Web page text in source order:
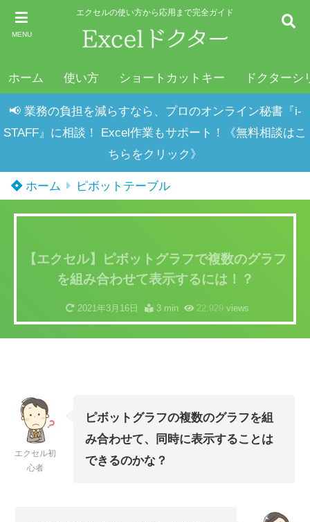
MENU
エクセルの使い方から応用まで完全ガイド
ホーム 使い方 ショートカットキー ドクターシ
📢 業務の負担を減らすなら、プロのオンライン秘書『i-
STAFF』に相談！ Excel作業もサポート！《無料相談はこ
ちらをクリック》
ホーム ピボットテーブル
【エクセル】ピボットグラフで複数のグラフ
を組み合わせて表示するには！？
2021年3月16日 3 min 22,929 views
エクセル初
心者
ピボットグラフの複数のグラフを組
み合わせて、同時に表示することは
できるのかな？